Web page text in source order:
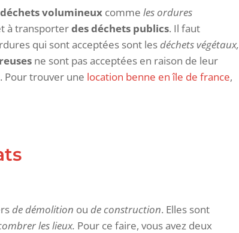
volumineux comme les ordures
à transporterdes déchets publics. Il faut
qui sont acceptées sont les déchets végétaux,
ne sont pas acceptées en raison de leur
Pour trouver une location benne en île de france,
de démolition ou de construction. Elles sont
les lieux. Pour ce faire, vous avez deux